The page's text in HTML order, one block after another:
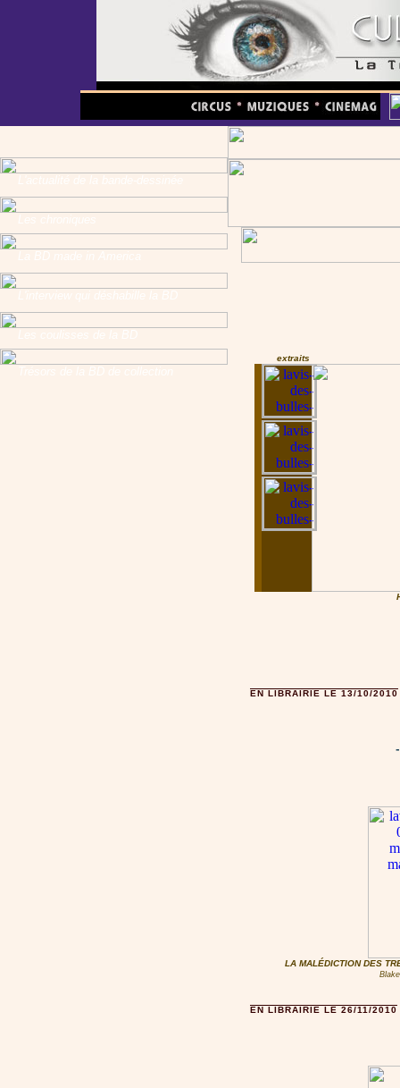
extraits
EN LIBRAIRIE LE 13/10/2010
LA MALÉDICTION DES
EN LIBRAIRIE LE 26/11/2010